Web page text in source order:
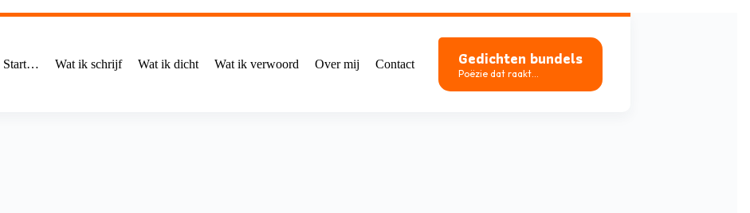
Start… Wat ik schrijf Wat ik dicht Wat ik verwoord Over mij Contact Gedichten bundels
Poëzie dat raakt...